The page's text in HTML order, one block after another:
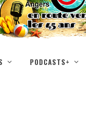
PODCASTS+